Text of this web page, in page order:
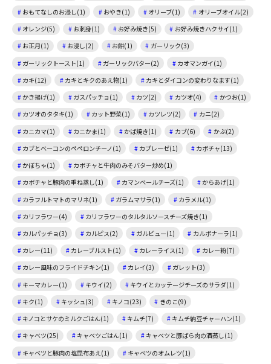
おもてなしのお浸し(1)
おやき(1) オリーブ(1)
オリーブオイル(2)
オレンジ(5)
お刺身(1) お好み焼き(5)
お好み焼きハクサイ(1)
お正月(1)
お浸し(2) お餅(1)
ガーリック(3)
ガーリックトースト(1)
ガーリックバター(2)
カオマンガイ(1)
カキ(12)
カキとキクのあえ物(1)
カキとダイコンの変わりなます(1)
かき揚げ(1)
ガスパッチョ(1) カツ(2) カツオ(4)
かつお(1)
カツオのタタキ(1)
カット野菜(1) カツレツ(2)
カニ(2)
カニカマ(1)
カニかま(1) かば焼き(1) カブ(6)
かぶ(2)
カブとベーコンのペペロンチーノ(1)
カプレーゼ(1)
カボチャ(13)
かぼちゃ(1)
カボチャと牛肉のみそバター炒め(1)
カボチャと豚肉の重ね蒸し(1)
カマンベールチーズ(1)
からあげ(1)
カラフルトマトのマリネ(1)
ガラムマサラ(1)
カラメル(1)
カリフラワー(4)
カリフラワーのタルタルソースチーズ焼き(1)
カルパッチョ(3)
カルピス(2) ガルビュー(1)
カルボナーラ(1)
カレー(11)
カレーブルスト(1) カレーライス(1)
カレー粉(7)
カレー風味のフライドチキン(1)
カレイ(3)
ガレット(3)
キーマカレー(1)
キウイ(2)
キウイとカッテージチーズのサラダ(1)
キク(1)
キッシュ(3) キノコ(23)
きのこ(9)
キノコとサケのミルクごはん(1)
キムチ(7)
キムチ納豆チャーハン(1)
キャベツ(25)
キャベツごはん(1)
キャベツと豚ばら肉の酒蒸し(1)
キャベツと豚肉の塩昆布あえ(1)
キャベツのオムレツ(1)